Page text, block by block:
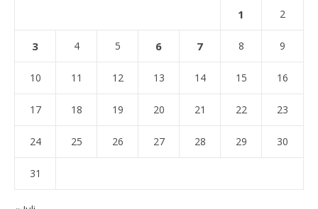
1 2
3 4 5 6 7 8 9
10 11 12 13 14 15 16
17 18 19 20 21 22 23
24 25 26 27 28 29 30
31